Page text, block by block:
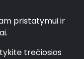
pristatymui ir
trečiosios